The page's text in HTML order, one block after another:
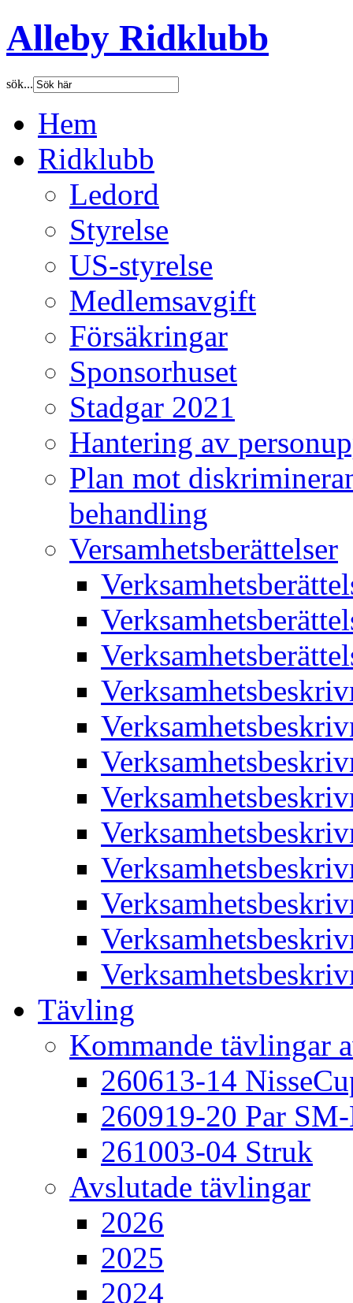
Alleby Ridklubb
sök...
Hem
Ridklubb
Ledord
Styrelse
US-styrelse
Medlemsavgift
Försäkringar
Sponsorhuset
Stadgar 2021
Hantering av
Plan mot
behandling
Versamhetsberättelser
Tävling
Kommande tävlingar
260613-14
260919-20 Par
261003-04 Struk
Avslutade tävlingar
2026
2025
2024